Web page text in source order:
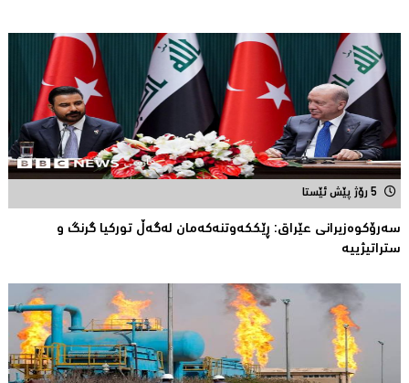
5 رۆژ پێش ئێستا
سەرۆكوەزیرانی عێراق: ڕێككەوتنەکەمان لەگەڵ توركیا گرنگ و
ستراتیژییە